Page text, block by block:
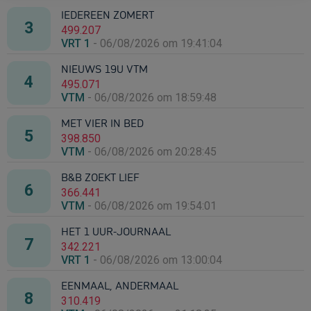
IEDEREEN ZOMERT
499.207
VRT 1 - 06/08/2026 om 19:41:04
NIEUWS 19U VTM
495.071
VTM - 06/08/2026 om 18:59:48
MET VIER IN BED
398.850
VTM - 06/08/2026 om 20:28:45
B&B ZOEKT LIEF
366.441
VTM - 06/08/2026 om 19:54:01
HET 1 UUR-JOURNAAL
342.221
VRT 1 - 06/08/2026 om 13:00:04
EENMAAL, ANDERMAAL
310.419